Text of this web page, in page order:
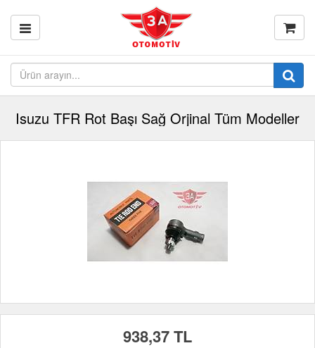
Isuzu TFR Rot Başı Sağ Orjinal Tüm Modeller
938,37 TL